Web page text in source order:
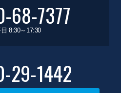
68-7377
8:30～17:30
29-1442